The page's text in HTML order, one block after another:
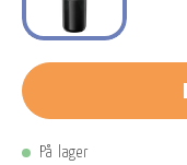
På lager